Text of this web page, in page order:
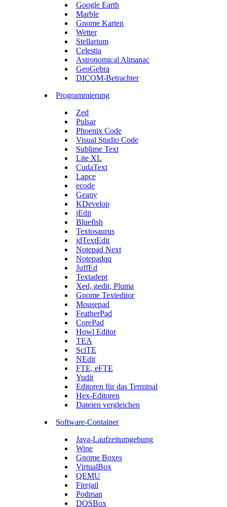
Google Earth
Marble
Gnome Karten
Wetter
Stellarium
Celestia
Astronomical Almanac
GeoGebra
DICOM-Betrachter
Programmierung
Zed
Pulsar
Phoenix Code
Visual Studio Code
Sublime Text
Lite XL
CudaText
Lapce
ecode
Geany
KDevelop
jEdit
Bluefish
Textosaurus
jdTextEdit
Notepad Next
Notepadqq
JuffEd
Textadept
Xed, gedit, Pluma
Gnome Texteditor
Mousepad
FeatherPad
CorePad
Howl Editor
TEA
SciTE
NEdit
FTE, eFTE
Yudit
Editoren für das Terminal
Hex-Editoren
Dateien vergleichen
Software-Container
Java-Laufzeitumgebung
Wine
Gnome Boxes
VirtualBox
QEMU
Firejail
Podman
DOSBox